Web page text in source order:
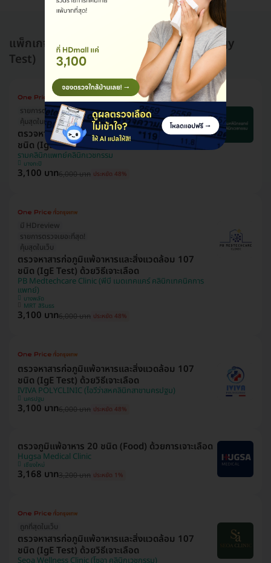
แพ็กเกจอื่นใน ตรวจภูมิแพ้และภาวะแพ้ (Allergy
Test)
รายการตรวจเยอะที่สุด!
คุ้มสุดในเว็บ
มี HDreview
ตรวจหาสารก่อภูมิแพ้อาหารและสิ่งแวดล้อม 107
ชนิด (IgE Test) ด้วยวิธีเจาะเลือด
รามคลินิกแพทย์คลินิกเวชกรรม
บางกะปิ
3,100 บาท6,000 บาท ประหยัด 48%
มี HDreview
รายการตรวจเยอะที่สุด!
คุ้มสุดในเว็บ
ตรวจหาสารก่อภูมิแพ้อาหารและสิ่งแวดล้อม 107
ชนิด (IgE Test) ด้วยวิธีเจาะเลือด
PB Medtechcare Clinic (พีบี เมดเทคแคร์ คลินิกเทคนิคการ
แพทย์)
บางพลัด
MRT สิรินธร
3,100 บาท6,000 บาท ประหยัด 48%
ตรวจหาสารก่อภูมิแพ้อาหารและสิ่งแวดล้อม 107
ชนิด (IgE Test) ด้วยวิธีเจาะเลือด
IVIVA POLYCLINIC (ไอวีว่าสหคลินิกสาขานครปฐม)
นครปฐม
3,100 บาท6,000 บาท ประหยัด 48%
ตรวจภูมิแพ้อาหาร 20 ชนิด (Food) ด้วยการเจาะเลือด
Hugsa Medical Clinic
เชียงใหม่
3,168 บาท3,200 บาท ประหยัด 1%
ถูกที่สุดในเว็บ
ตรวจหาสารก่อภูมิแพ้อาหารและสิ่งแวดล้อม 107
ชนิด (IgE Test) ด้วยวิธีเจาะเลือด
Seoa Wellness Clinic (โซอา คลินิกเวชกรรม)